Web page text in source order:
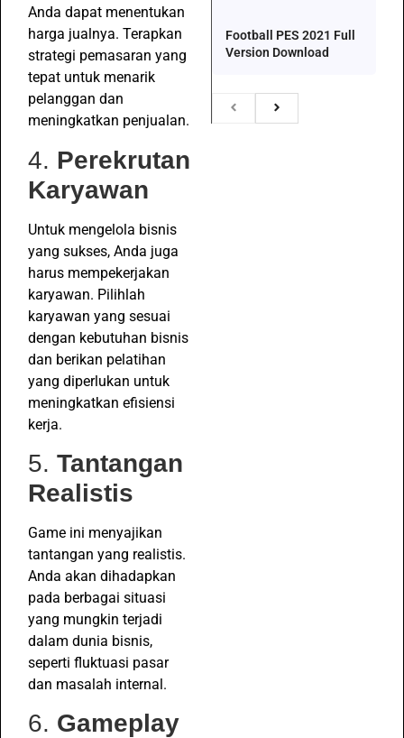
Anda dapat menentukan
harga jualnya. Terapkan
strategi pemasaran yang
tepat untuk menarik
pelanggan dan
meningkatkan penjualan.
4. Perekrutan
Karyawan
Untuk mengelola bisnis
yang sukses, Anda juga
harus mempekerjakan
karyawan. Pilihlah
karyawan yang sesuai
dengan kebutuhan bisnis
dan berikan pelatihan
yang diperlukan untuk
meningkatkan efisiensi
kerja.
5. Tantangan
Realistis
Game ini menyajikan
tantangan yang realistis.
Anda akan dihadapkan
pada berbagai situasi
yang mungkin terjadi
dalam dunia bisnis,
seperti fluktuasi pasar
dan masalah internal.
6. Gameplay
Football PES 2021 Full
Version Download